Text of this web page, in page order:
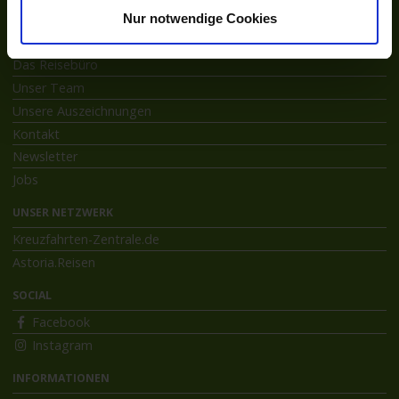
Nur notwendige Cookies
ÜBER ASTORIA
Das Reisebüro
Unser Team
Unsere Auszeichnungen
Kontakt
Newsletter
Jobs
UNSER NETZWERK
Kreuzfahrten-Zentrale.de
Astoria.Reisen
SOCIAL
Facebook
Instagram
INFORMATIONEN